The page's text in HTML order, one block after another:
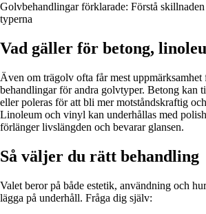
Golvbehandlingar förklarade: Förstå
typerna
Vad gäller för betong,
Även om trägolv ofta får mest
behandlingar för andra golvtyper. Betong kan
eller poleras för att bli mer motståndskraftig
Linoleum och vinyl kan underhållas med
förlänger livslängden och bevarar glansen.
Så väljer du rätt behandling
Valet beror på både estetik, användning och
lägga på underhåll. Fråga dig själv: